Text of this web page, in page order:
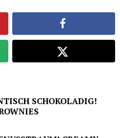
SCHOKOLADIG!